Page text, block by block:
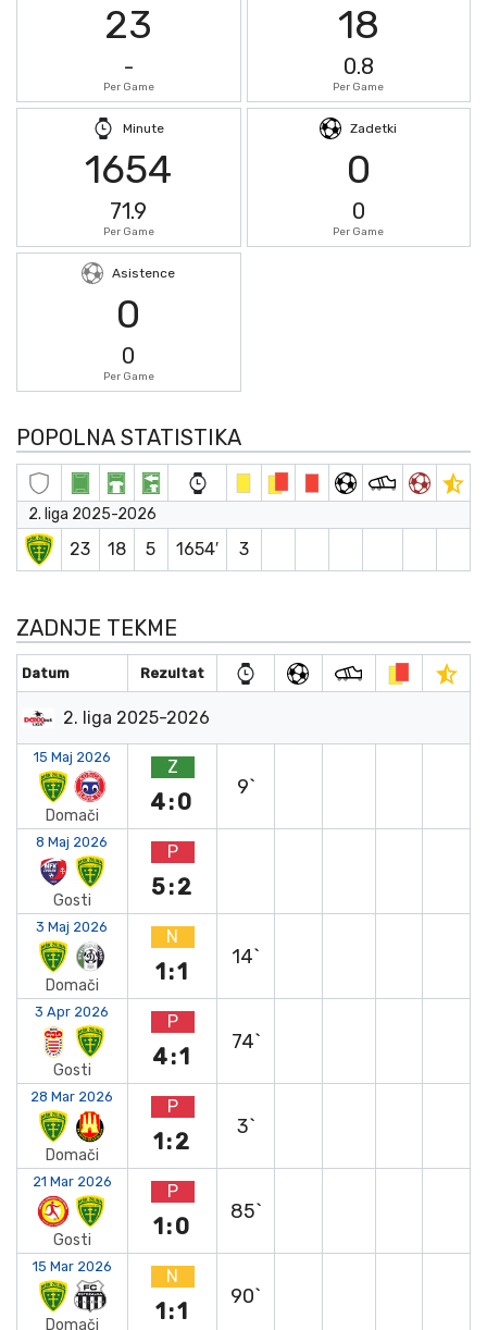
23
-
Per Game
18
0.8
Per Game
Minute
1654
71.9
Per Game
Zadetki
0
0
Per Game
Asistence
0
0
Per Game
POPOLNA STATISTIKA
2. liga 2025-2026
23 18 5 1654′ 3
ZADNJE TEKME
Datum Rezultat
2. liga 2025-2026
15 Maj 2026
Domači
Z
4:0
9`
8 Maj 2026
Gosti
P
5:2
3 Maj 2026
Domači
N
1:1
14`
3 Apr 2026
Gosti
P
4:1
74`
28 Mar 2026
Domači
P
1:2
3`
21 Mar 2026
Gosti
P
1:0
85`
15 Mar 2026
Domači
N
1:1
90`